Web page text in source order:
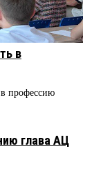
в
в профессию
глава АЦ